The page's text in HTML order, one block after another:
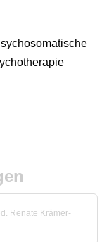
Renate Krämer-